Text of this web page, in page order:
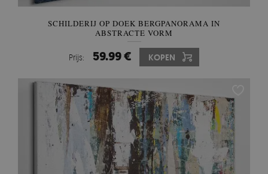
SCHILDERIJ OP DOEK BERGPANORAMA IN
ABSTRACTE VORM
Prijs: 59.99 € KOPEN